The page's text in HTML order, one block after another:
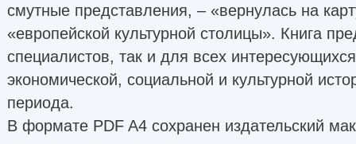
смутные представления, – «вернулась на
«европейской культурной столицы». Книга
специалистов, так и для всех
экономической, социальной и культурной
периода.
В формате PDF A4 сохранен издательский